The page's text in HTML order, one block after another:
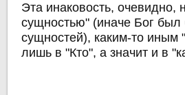
Эта инаковость, очевидно,
сущностью" (иначе Бог был
сущностей), каким-то
лишь в "Кто", а значит и в